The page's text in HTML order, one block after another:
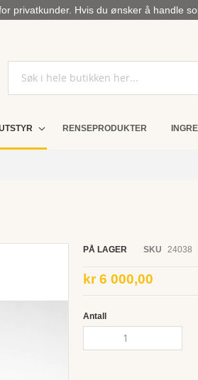
privatkunder. Hvis du ønsker å handle
RENSEPRODUKTER
PÅ LAGER SKU 24038
kr 6 000,00
Antall